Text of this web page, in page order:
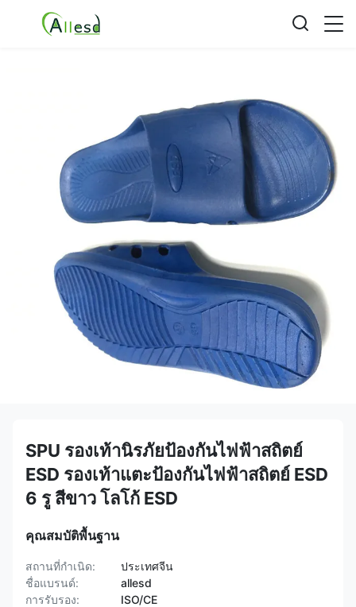
SPU รองเท้านิรภัยป้องกันไฟฟ้าสถิตย์
ESD รองเท้าแตะป้องกันไฟฟ้าสถิตย์ ESD
6 รู สีขาว โลโก้ ESD
คุณสมบัติพื้นฐาน
สถานที่กำเนิด:
ประเทศจีน
ชื่อแบรนด์:
allesd
การรับรอง:
ISO/CE